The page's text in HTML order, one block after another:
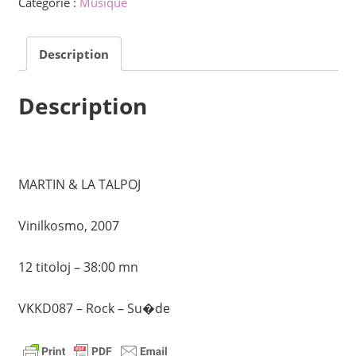
nenio
Description
Description
MARTIN & LA TALPOJ
Vinilkosmo, 2007
12 titoloj – 38:00 mn
VKKD087 – Rock – Su�de